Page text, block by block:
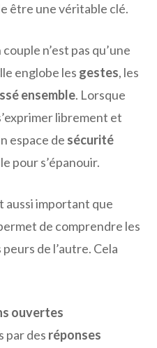
être une véritable clé.
n’est pas qu’une
englobe les gestes, les
ensemble. Lorsque
librement et
espace de sécurité
pour s’épanouir.
aussi important que
de comprendre les
de l’autre. Cela
ouvertes
par des réponses